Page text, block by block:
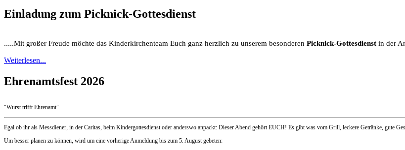
Einladung zum Picknick-Gottesdienst
.....Mit großer Freude möchte das Kinderkirchenteam Euch ganz herzlich zu unserem besonderen Picknick-Gottesdienst in der
Weiterlesen...
Ehrenamtsfest 2026
"Wurst trifft Ehrenamt"
Egal ob ihr als Messdiener, in der Caritas, beim Kindergottesdienst oder anderswo anpackt: Dieser Abend gehört EUCH! Es gibt was vom Grill, leckere Getränke, gute
Um besser planen zu können, wird um eine vorherige Anmeldung bis zum 5. August gebeten: